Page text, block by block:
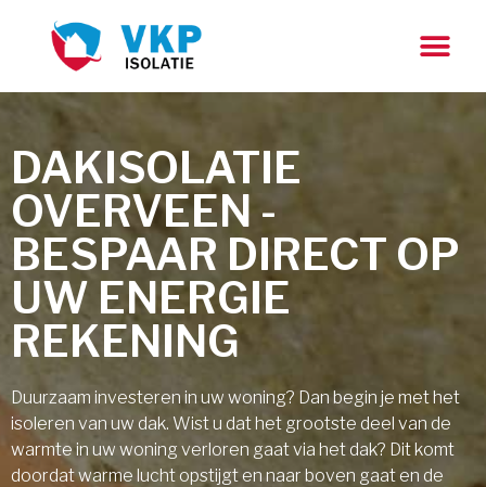
DAKISOLATIE
OVERVEEN -
BESPAAR DIRECT OP
UW ENERGIE
REKENING
Duurzaam investeren in uw woning? Dan begin je met het
isoleren van uw dak. Wist u dat het grootste deel van de
warmte in uw woning verloren gaat via het dak? Dit komt
doordat warme lucht opstijgt en naar boven gaat en de